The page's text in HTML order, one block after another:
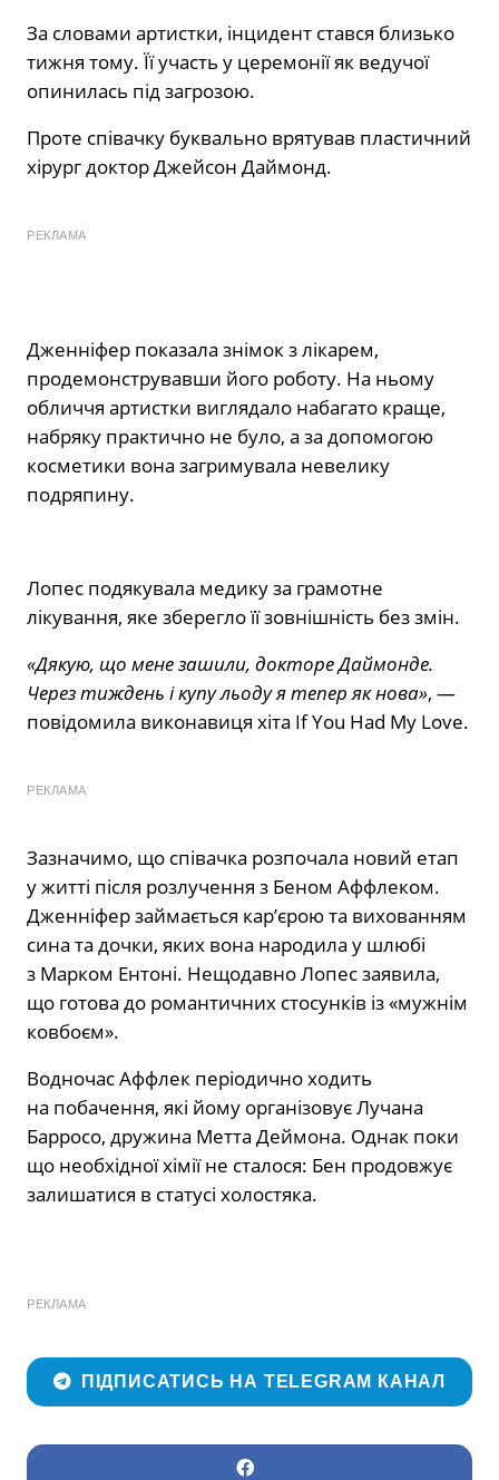
За словами артистки, інцидент стався близько
тижня тому. Її участь у церемонії як ведучої
опинилась під загрозою.
Проте співачку буквально врятував пластичний
хірург доктор Джейсон Даймонд.
РЕКЛАМА
Дженніфер показала знімок з лікарем,
продемонструвавши його роботу. На ньому
обличчя артистки виглядало набагато краще,
набряку практично не було, а за допомогою
косметики вона загримувала невелику
подряпину.
Лопес подякувала медику за грамотне
лікування, яке зберегло її зовнішність без змін.
«Дякую, що мене зашили, докторе Даймонде.
Через тиждень і купу льоду я тепер як нова», —
повідомила виконавиця хіта If You Had My Love.
РЕКЛАМА
Зазначимо, що співачка розпочала новий етап
у житті після розлучення з Беном Аффлеком.
Дженніфер займається кар’єрою та вихованням
сина та дочки, яких вона народила у шлюбі
з Марком Ентоні. Нещодавно Лопес заявила,
що готова до романтичних стосунків із «мужнім
ковбоєм».
Водночас Аффлек періодично ходить
на побачення, які йому організовує Лучана
Барросо, дружина Метта Деймона. Однак поки
що необхідної хімії не сталося: Бен продовжує
залишатися в статусі холостяка.
РЕКЛАМА
ПІДПИСАТИСЬ НА TELEGRAM КАНАЛ